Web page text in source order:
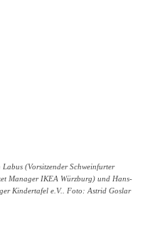
(Vorsitzender Schweinfurter
Manager IKEA Würzburg) und Hans-
Kindertafel e.V.. Foto: Astrid Goslar